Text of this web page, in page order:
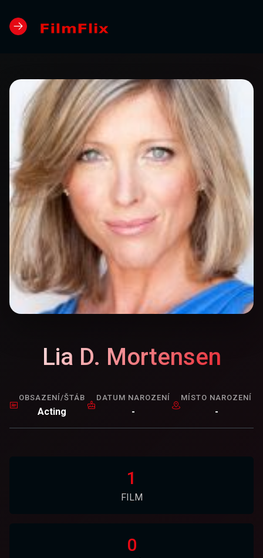
Lia D. Mortensen
OBSAZENÍ/ŠTÁB
Acting
DATUM NAROZENÍ
-
MÍSTO NAROZENÍ
-
1
FILM
0